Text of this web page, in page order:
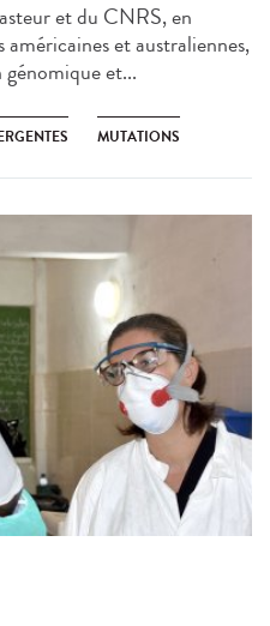
et du CNRS, en
et australiennes,
et...
MUTATIONS